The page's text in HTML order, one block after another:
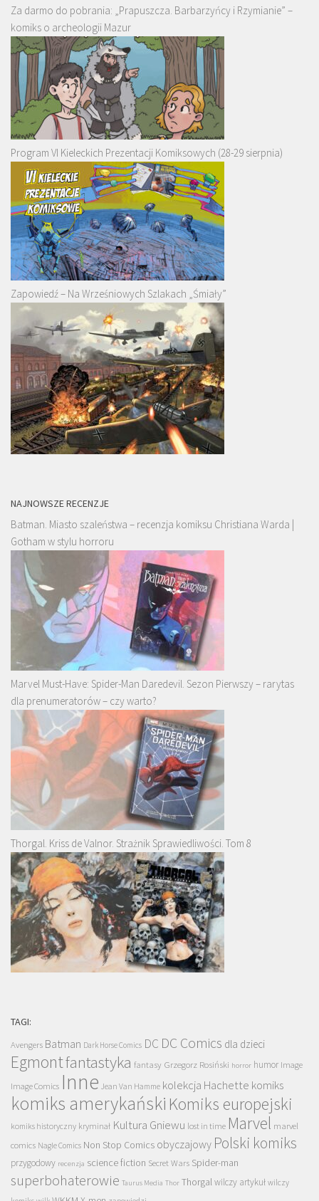
Za darmo do pobrania: „Prapuszcza. Barbarzyńcy i Rzymianie” –
komiks o archeologii Mazur
Program VI Kieleckich Prezentacji Komiksowych (28-29 sierpnia)
Zapowiedź – Na Wrześniowych Szlakach „Śmiały”
NAJNOWSZE RECENZJE
Batman. Miasto szaleństwa – recenzja komiksu Christiana Warda |
Gotham w stylu horroru
Marvel Must-Have: Spider-Man Daredevil. Sezon Pierwszy – rarytas
dla prenumeratorów – czy warto?
Thorgal. Kriss de Valnor. Strażnik Sprawiedliwości. Tom 8
TAGI:
Avengers Batman Dark Horse Comics DC DC Comics dla dzieci
Egmontfantastyka fantasy Grzegorz Rosiński horror humor Image
Image Comics Inne Jean Van Hamme kolekcja Hachette komiks
komiks amerykański Komiks europejski
komiks historyczny kryminał Kultura Gniewu lost in time Marvel marvel
comics Nagle Comics Non Stop Comics obyczajowy Polski komiks
przygodowy recenzja science fiction Secret Wars Spider-man
superbohaterowie Taurus Media Thor Thorgalwilczy artykuł wilczy